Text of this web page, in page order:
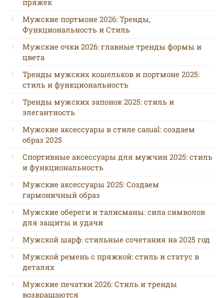
пряжек
Мужские портмоне 2026: Тренды,
Функциональность и Стиль
Мужские очки 2026: главные тренды формы и
цвета
Тренды мужских кошельков и портмоне 2025:
стиль и функциональность
Тренды мужских запонок 2025: стиль и
элегантность
Мужские аксессуары в стиле casual: создаем
образ 2025
Спортивные аксессуары для мужчин 2025: стиль
и функциональность
Мужские аксессуары 2025: Создаем
гармоничный образ
Мужские обереги и талисманы: сила символов
для защиты и удачи
Мужской шарф: стильные сочетания на 2025 год
Мужской ремень с пряжкой: стиль и статус в
деталях
Мужские печатки 2026: Стиль и тренды
возвращаются